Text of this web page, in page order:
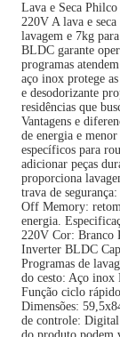
Lava e Seca
220V A lava e
lavagem e 7kg
BLDC garante
programas
aço inox protege
e desodorizante
residências que
Vantagens e
de energia e
específicos para
adicionar peças
proporciona
trava de
Off Memory:
energia.
220V Cor: Branco
Inverter BLDC
Programas de
do cesto: Aço inox
Função ciclo
Dimensões:
de controle: Digital